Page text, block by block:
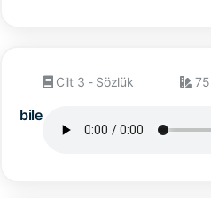
bile
Cilt 3 - Sözlük